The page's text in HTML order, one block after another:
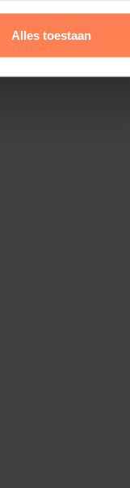
Alles toestaan